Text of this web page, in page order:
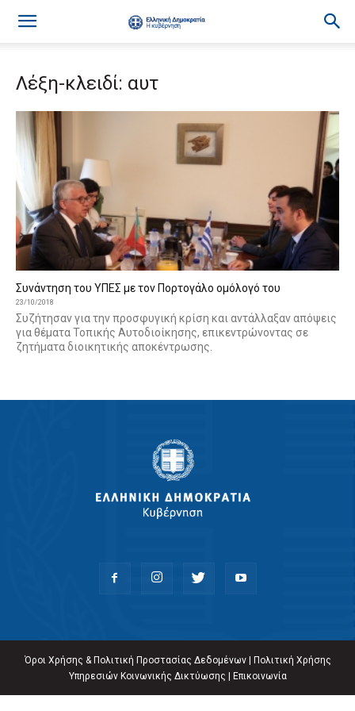
Λέξη-κλειδί: αυτ
Συνάντηση του ΥΠΕΣ με τον Πορτογάλο ομόλογό του
23/10/2018
Συζήτησαν για την προσφυγική κρίση και αντάλλαξαν απόψεις
για θέματα Τοπικής Αυτοδιοίκησης, επικεντρώνοντας σε
ζητήματα διοικητικής αποκέντρωσης.
Όροι Χρήσης & Πολιτική Προστασίας Δεδομένων| Πολιτική Χρήσης
Υπηρεσιών Κοινωνικής Δικτύωσης | Επικοινωνία